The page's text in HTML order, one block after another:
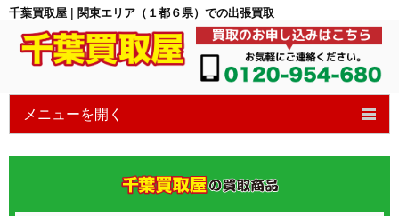
千葉買取屋 | 関東エリア（１都６県）での出張買取
メニューを開く